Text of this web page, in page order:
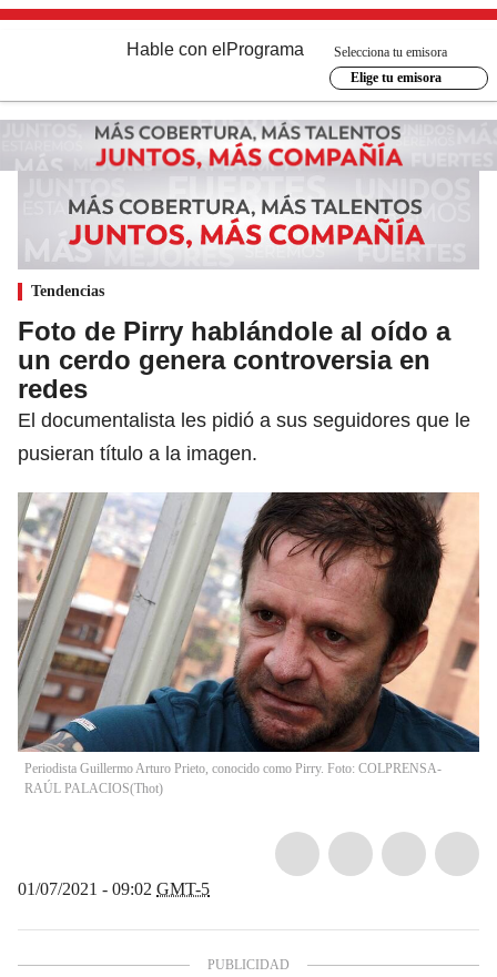
Hable con el Programa
Selecciona tu emisora
Elige tu emisora
Tendencias
Foto de Pirry hablándole al oído a
un cerdo genera controversia en
redes
El documentalista les pidió a sus seguidores que le
pusieran título a la imagen.
Periodista Guillermo Arturo Prieto, conocido como Pirry. Foto: COLPRENSA-
RAÚL PALACIOS(Thot)
01/07/2021 - 09:02 GMT-5